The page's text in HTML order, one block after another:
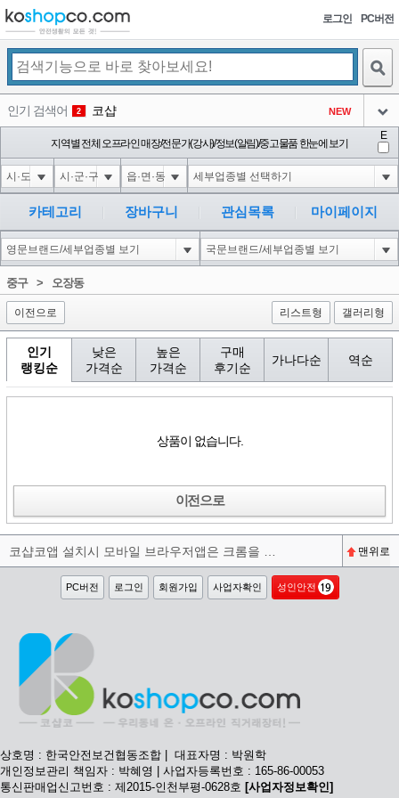
로그인 PC버전
인기 검색어 2 코샵 NEW
3 익스
아이콘
4 1'||DBMS_PIPE.RECEIVE_MESSAGE(CHR(98)||CHR(98)||CHR(98),15)||'
아이콘
5 1-1 waitfor delay '0:0:15' --
아이콘
1
6 1-1); waitfor delay '0:0:15' --
아이콘
1
1
지역별 전체 오프라인 매장/전문가(강사)/정보(알림)/중고물품 한눈에 보기
E
카테고리 장바구니 관심목록 마이페이지
중구> 오장동
이전으로 리스트형 갤러리형
인기
랭킹순
낮은
가격순
높은
가격순
구매
후기순
가나다순 역순
상품이 없습니다.
이전으로
맨위로
PC버전 로그인 회원가입 사업자확인 성인안전
상호명 : 한국안전보건협동조합 | 대표자명 : 박원학
개인정보관리 책임자 : 박혜영 | 사업자등록번호 : 165-86-00053
통신판매업신고번호 : 제2015-인천부평-0628호 [사업자정보확인]